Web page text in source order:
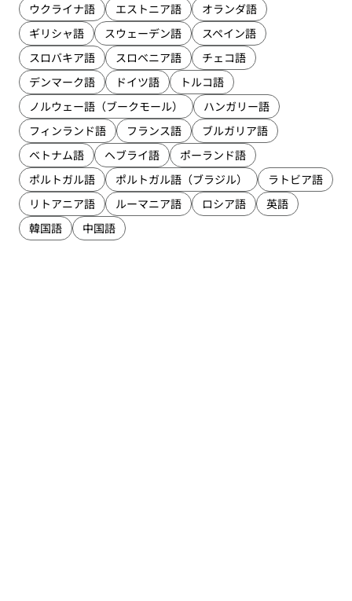
ウクライナ語
エストニア語
オランダ語
ギリシャ語
スウェーデン語
スペイン語
スロバキア語
スロベニア語
チェコ語
デンマーク語
ドイツ語
トルコ語
ノルウェー語（ブークモール）
ハンガリー語
フィンランド語
フランス語
ブルガリア語
ベトナム語
ヘブライ語
ポーランド語
ポルトガル語
ポルトガル語（ブラジル）
ラトビア語
リトアニア語
ルーマニア語 ロシア語
英語
韓国語
中国語